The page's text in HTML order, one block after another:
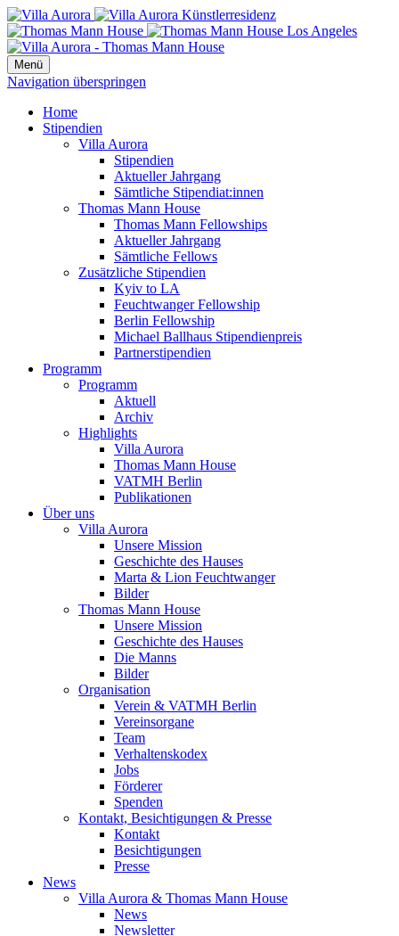
Menü
Navigation überspringen
Home
Stipendien
Villa Aurora
Stipendien
Aktueller Jahrgang
Sämtliche Stipendiat:innen
Thomas Mann House
Thomas Mann Fellowships
Aktueller Jahrgang
Sämtliche Fellows
Zusätzliche Stipendien
Kyiv to LA
Feuchtwanger Fellowship
Berlin Fellowship
Michael Ballhaus Stipendienpreis
Partnerstipendien
Programm
Programm
Aktuell
Archiv
Highlights
Villa Aurora
Thomas Mann House
VATMH Berlin
Publikationen
Über uns
Villa Aurora
Unsere Mission
Geschichte des Hauses
Marta & Lion Feuchtwanger
Bilder
Thomas Mann House
Unsere Mission
Geschichte des Hauses
Die Manns
Bilder
Organisation
Verein & VATMH Berlin
Vereinsorgane
Team
Verhaltenskodex
Jobs
Förderer
Spenden
Kontakt, Besichtigungen & Presse
Kontakt
Besichtigungen
Presse
News
Villa Aurora & Thomas Mann House
News
Newsletter